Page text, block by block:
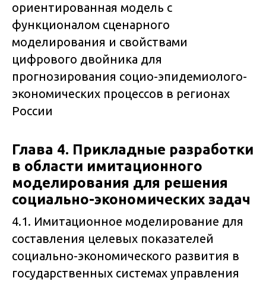
ориентированная модель с
функционалом сценарного
моделирования и свойствами
цифрового двойника для
прогнозирования социо-эпидемиолого-
экономических процессов в регионах
России
Глава 4. Прикладные разработки
в области имитационного
моделирования для решения
социально-экономических задач
4.1. Имитационное моделирование для
составления целевых показателей
социально-экономического развития в
государственных системах управления